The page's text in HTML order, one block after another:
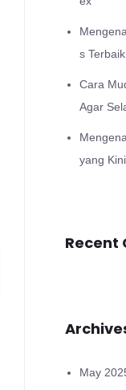
s
Cara
Agar
yang
Recent
May